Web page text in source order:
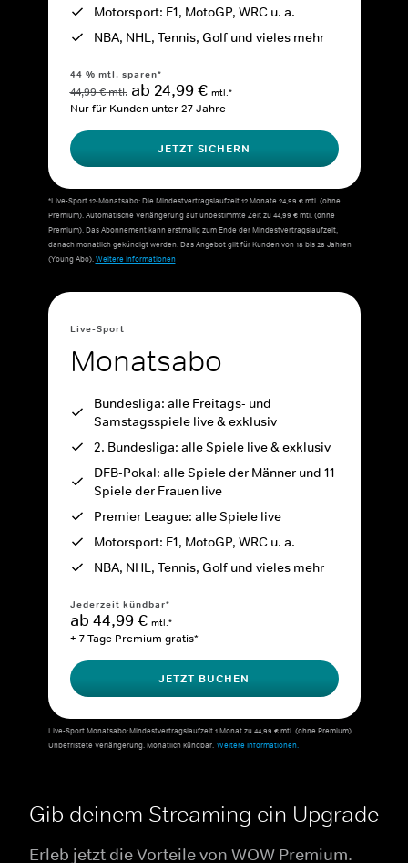
Motorsport: F1, MotoGP, WRC u. a.
NBA, NHL, Tennis, Golf und vieles mehr
44 % mtl. sparen*
44,99 € mtl. ab 24,99 € mtl.*
Nur für Kunden unter 27 Jahre
JETZT SICHERN
*Live-Sport 12-Monatsabo: Die Mindestvertragslaufzeit 12 Monate 24,99 € mtl. (ohne
Premium). Automatische Verlängerung auf unbestimmte Zeit zu 44,99 € mtl. (ohne
Premium). Das Abonnement kann erstmalig zum Ende der Mindestvertragslaufzeit,
danach monatlich gekündigt werden. Das Angebot gilt für Kunden von 18 bis 26 Jahren
(Young Abo).Weitere Informationen
Live-Sport
Monatsabo
Bundesliga: alle Freitags- und
Samstagsspiele live & exklusiv
2. Bundesliga: alle Spiele live & exklusiv
DFB-Pokal: alle Spiele der Männer und 11
Spiele der Frauen live
Premier League: alle Spiele live
Motorsport: F1, MotoGP, WRC u. a.
NBA, NHL, Tennis, Golf und vieles mehr
Jederzeit kündbar*
ab 44,99 € mtl.*
+ 7 Tage Premium gratis*
JETZT BUCHEN
Live-Sport Monatsabo: Mindestvertragslaufzeit 1 Monat zu 44,99 € mtl. (ohne Premium).
Unbefristete Verlängerung. Monatlich kündbar. Weitere Informationen.
Gib deinem Streaming ein Upgrade
Erleb jetzt die Vorteile von WOW Premium.